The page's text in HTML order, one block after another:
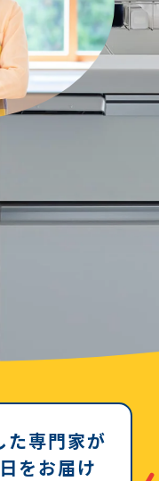
た専門家が
をお届け